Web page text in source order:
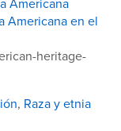
Americana en el
heritage-
, Raza y etnia